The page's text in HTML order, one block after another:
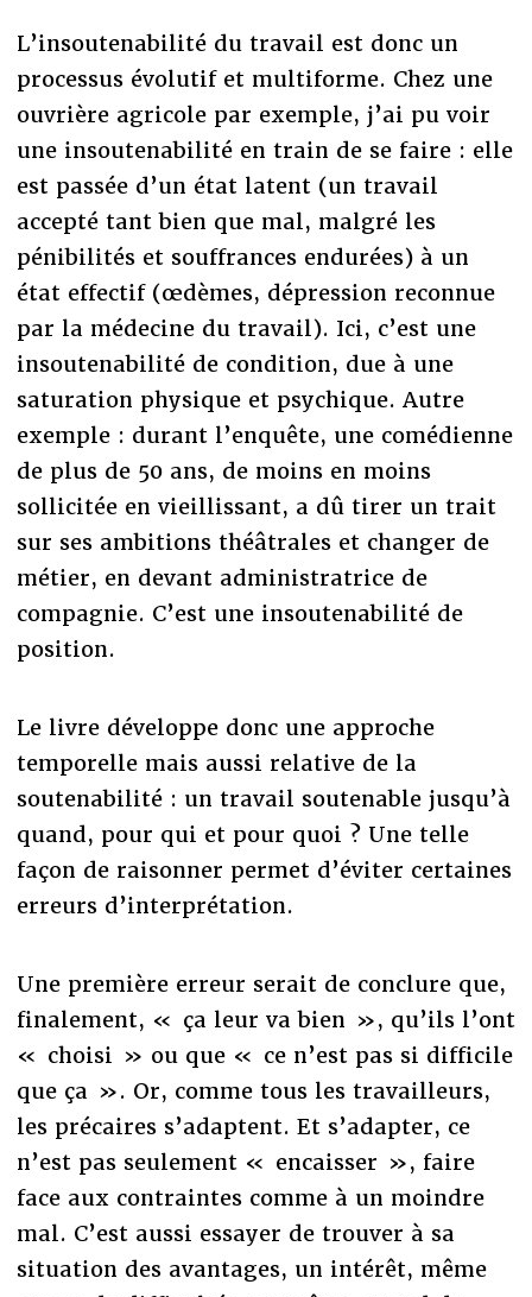
L’insoutenabilité du travail est donc un
processus évolutif et multiforme. Chez une
ouvrière agricole par exemple, j’ai pu voir
une insoutenabilité en train de se faire : elle
est passée d’un état latent (un travail
accepté tant bien que mal, malgré les
pénibilités et souffrances endurées) à un
état effectif (œdèmes, dépression reconnue
par la médecine du travail). Ici, c’est une
insoutenabilité de condition, due à une
saturation physique et psychique. Autre
exemple : durant l’enquête, une comédienne
de plus de 50 ans, de moins en moins
sollicitée en vieillissant, a dû tirer un trait
sur ses ambitions théâtrales et changer de
métier, en devant administratrice de
compagnie. C’est une insoutenabilité de
position.
Le livre développe donc une approche
temporelle mais aussi relative de la
soutenabilité : un travail soutenable jusqu’à
quand, pour qui et pour quoi ? Une telle
façon de raisonner permet d’éviter certaines
erreurs d’interprétation.
Une première erreur serait de conclure que,
finalement, « ça leur va bien », qu’ils l’ont
« choisi » ou que « ce n’est pas si difficile
que ça ». Or, comme tous les travailleurs,
les précaires s’adaptent. Et s’adapter, ce
n’est pas seulement « encaisser », faire
face aux contraintes comme à un moindre
mal. C’est aussi essayer de trouver à sa
situation des avantages, un intérêt, même